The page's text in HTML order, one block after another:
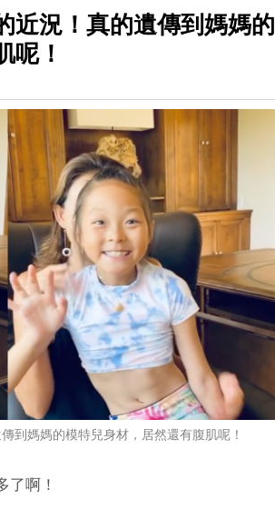
近況！真的遺傳到媽媽的
呢！
到媽媽的模特兒身材，居然還有腹肌呢！
了啊！